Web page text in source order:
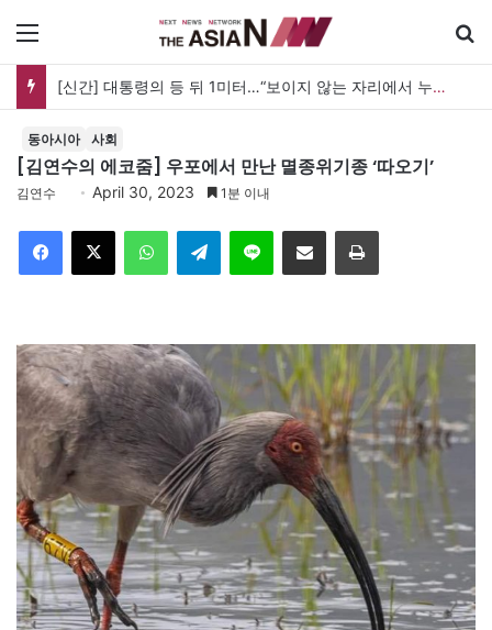
[신간] 대통령의 등 뒤 1미터…“보이지 않는 자리에서 누구를 지킨다는 것”
동아시아 사회
[김연수의 에코줌] 우포에서 만난 멸종위기종 ‘따오기’
김연수 April 30, 2023 1분 이내
Telegram 이메일